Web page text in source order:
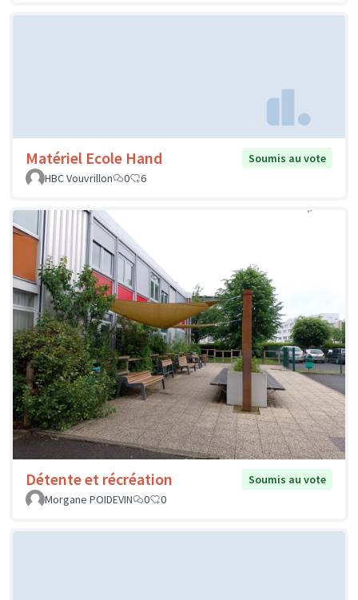
Matériel Ecole Hand
Soumis au vote
HBC Vouvrillon
0 6
Détente et récréation
Soumis au vote
Morgane POIDEVIN
0 0